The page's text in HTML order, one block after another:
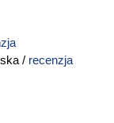
/ recenzja